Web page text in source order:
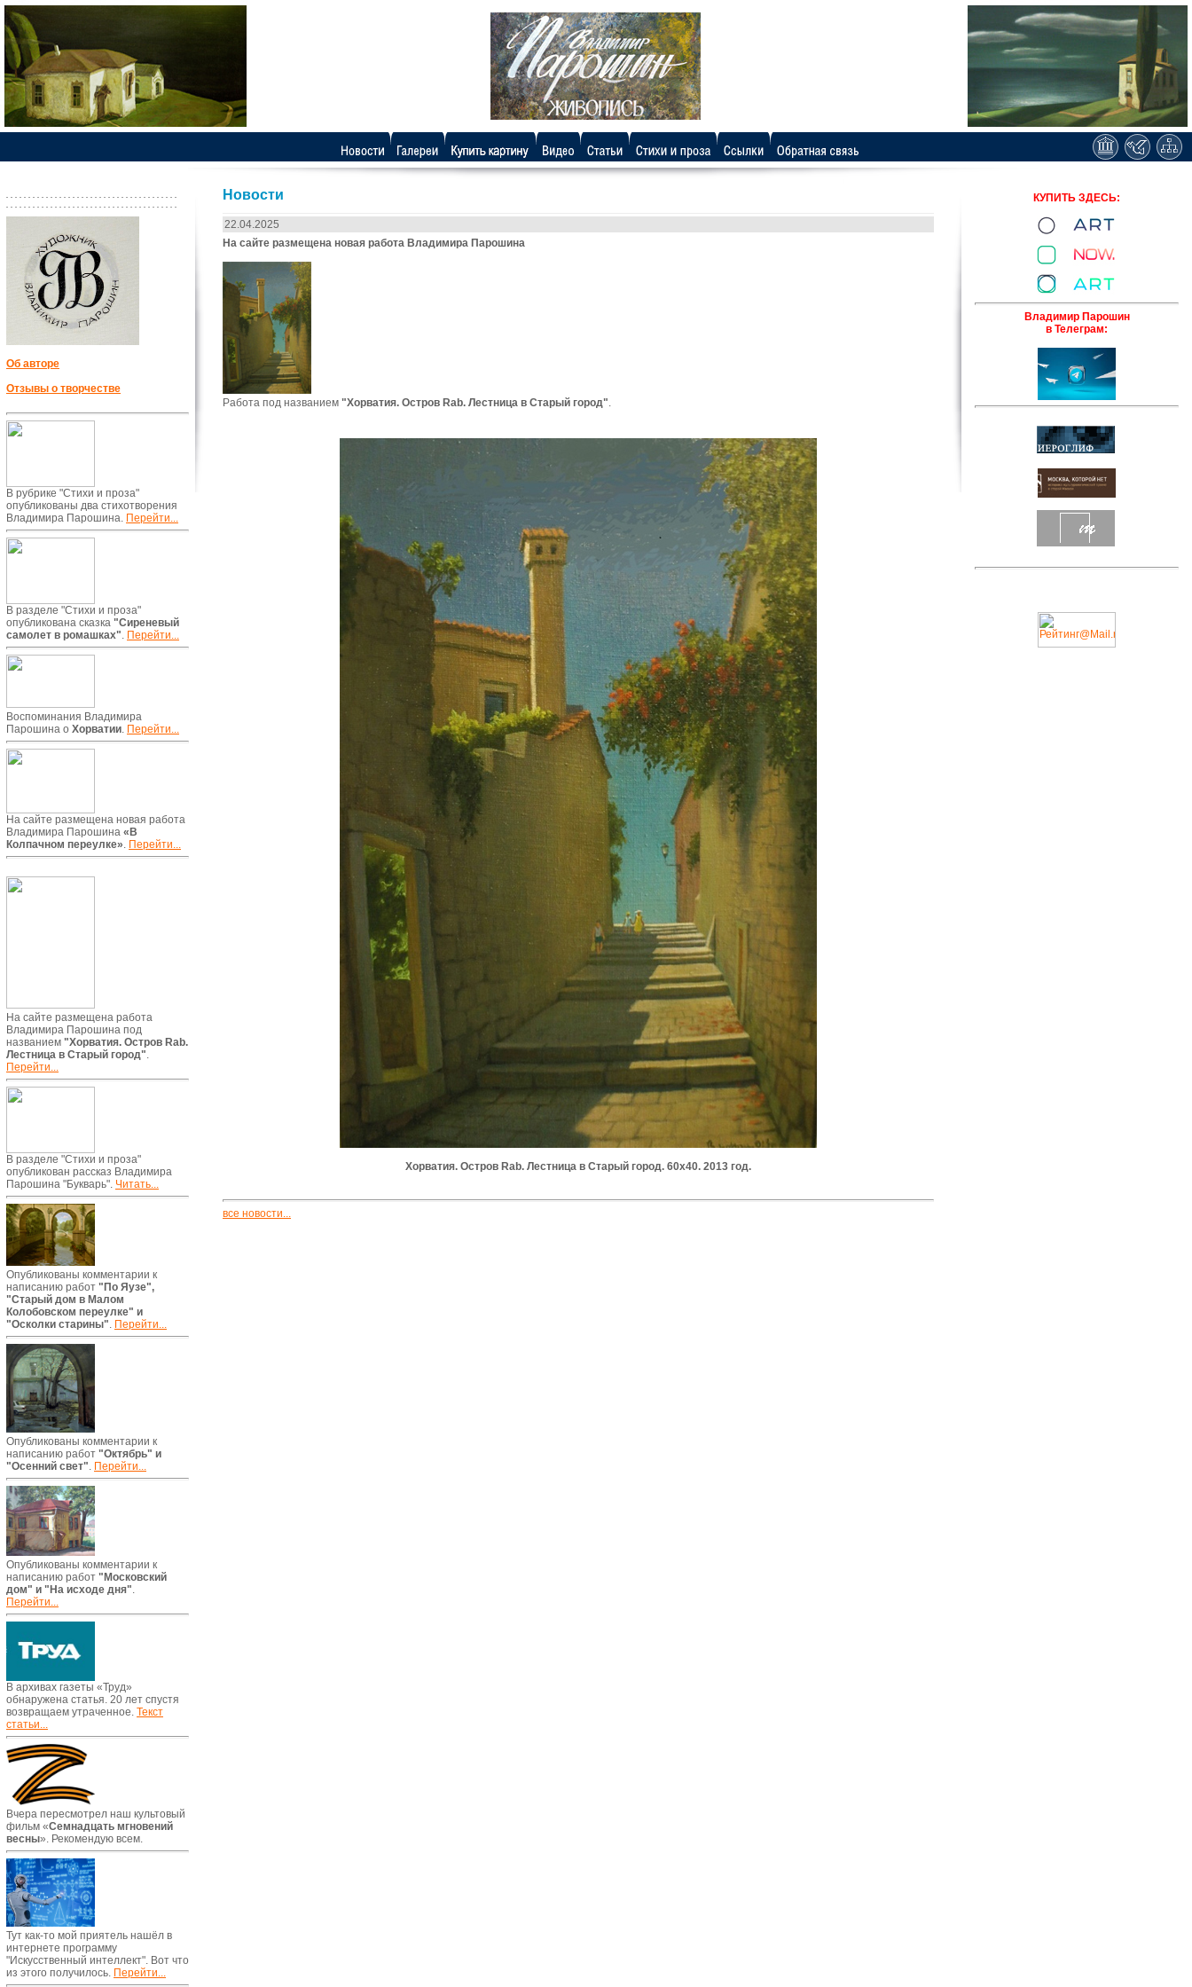
Об авторе
Отзывы о творчестве
В рубрике "Стихи и проза"
опубликованы два стихотворения
Владимира Парошина. Перейти...
В разделе "Стихи и проза"
опубликована сказка "Сиреневый
самолет в ромашках". Перейти...
Воспоминания Владимира
Парошина о Хорватии. Перейти...
На сайте размещена новая работа
Владимира Парошина «В
Колпачном переулке». Перейти...
На сайте размещена работа
Владимира Парошина под
названием "Хорватия. Остров Rab.
Лестница в Старый город".
Перейти...
В разделе "Стихи и проза"
опубликован рассказ Владимира
Парошина "Букварь". Читать...
Опубликованы комментарии к
написанию работ "По Яузе",
"Старый дом в Малом
Колобовском переулке" и
"Осколки старины". Перейти...
Опубликованы комментарии к
написанию работ "Октябрь" и
"Осенний свет". Перейти...
Опубликованы комментарии к
написанию работ "Московский
дом" и "На исходе дня".
Перейти...
В архивах газеты «Труд»
обнаружена статья. 20 лет спустя
возвращаем утраченное. Текст
статьи...
Вчера пересмотрел наш культовый
фильм «Семнадцать мгновений
весны». Рекомендую всем.
Тут как-то мой приятель нашёл в
интернете программу
"Искусственный интеллект". Вот что
из этого получилось. Перейти...
Новости
22.04.2025
На сайте размещена новая работа Владимира Парошина
Работа под названием "Хорватия. Остров Rab. Лестница в Старый город"
Хорватия. Остров Rab. Лестница в Старый город. 60х40. 2013 год.
все новости...
КУПИТЬ ЗДЕСЬ:
Владимир Парошин
в Телеграм: